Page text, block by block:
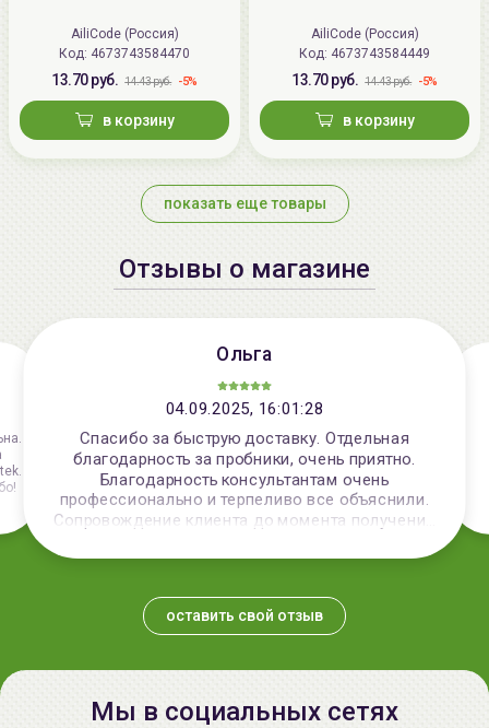
AiliCode (Россия)
Код: 4673743584470
13.70 руб. 14.43 руб. -5%
в корзину
AiliCode (Россия)
Код: 4673743584449
13.70 руб. 14.43 руб. -5%
в корзину
показать еще товары
Отзывы о магазине
Ольга
04.09.2025, 16:01:28
Спасибо за быструю доставку. Отдельная
благодарность за пробники, очень приятно.
Благодарность консультантам очень
профессионально и терпеливо все объяснили.
Сопровождение клиента до момента получения
оставить свой отзыв
Мы в социальных сетях